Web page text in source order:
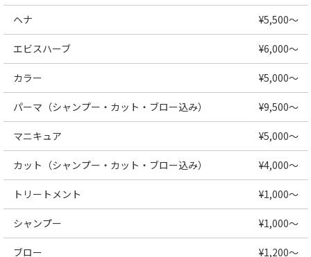
ヘナ ¥5,500～
エビスハーブ ¥6,000～
カラー ¥5,000～
パーマ（シャンプー・カット・ブロー込み） ¥9,500～
マニキュア ¥5,000～
カット（シャンプー・カット・ブロー込み） ¥4,000～
トリートメント ¥1,000～
シャンプー ¥1,000～
ブロー ¥1,200～